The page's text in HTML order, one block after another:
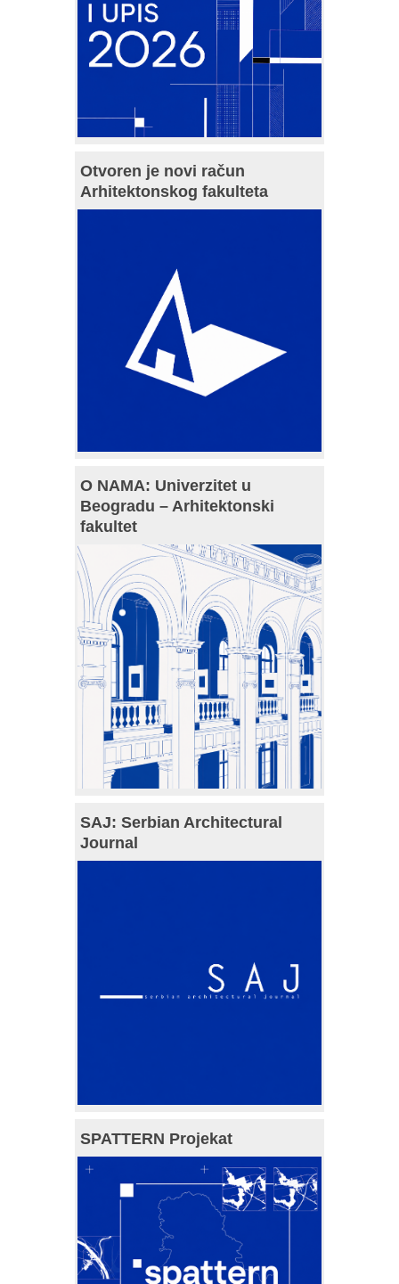
Otvoren je novi račun
Arhitektonskog fakulteta
O NAMA: Univerzitet u
Beogradu – Arhitektonski
fakultet
SAJ: Serbian Architectural
Journal
SPATTERN Projekat